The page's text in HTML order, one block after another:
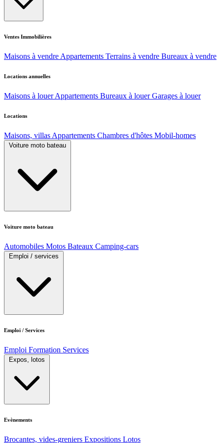
Ventes Immobilières
Maisons à vendre Appartements Terrains à vendre Bureaux à vendre
Locations annuelles
Maisons à louer Appartements Bureaux à louer Garages à louer
Locations
Maisons, villas Appartements Chambres d'hôtes Mobil-homes
Voiture moto bateau
Voiture moto bateau
Automobiles Motos Bateaux Camping-cars
Emploi / services
Emploi / Services
Emploi Formation Services
Expos, lotos
Evènements
Brocantes, vides-greniers Expositions Lotos